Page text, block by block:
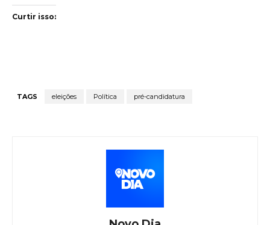
Curtir isso:
TAGS eleições Política pré-candidatura